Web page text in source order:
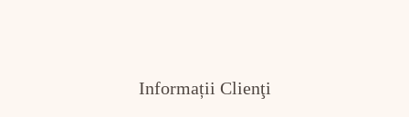
Informații Clienţi